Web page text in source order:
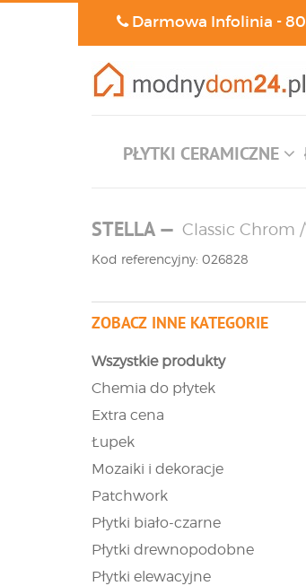
Darmowa Infolinia -
PŁYTKI CERAMICZNE
STELLA— Classic Chrom /
Kod referencyjny: 026828
ZOBACZ INNE KATEGORIE
Wszystkie produkty
Chemia do płytek
Extra cena
Łupek
Mozaiki i dekoracje
Patchwork
Płytki biało-czarne
Płytki drewnopodobne
Płytki elewacyjne